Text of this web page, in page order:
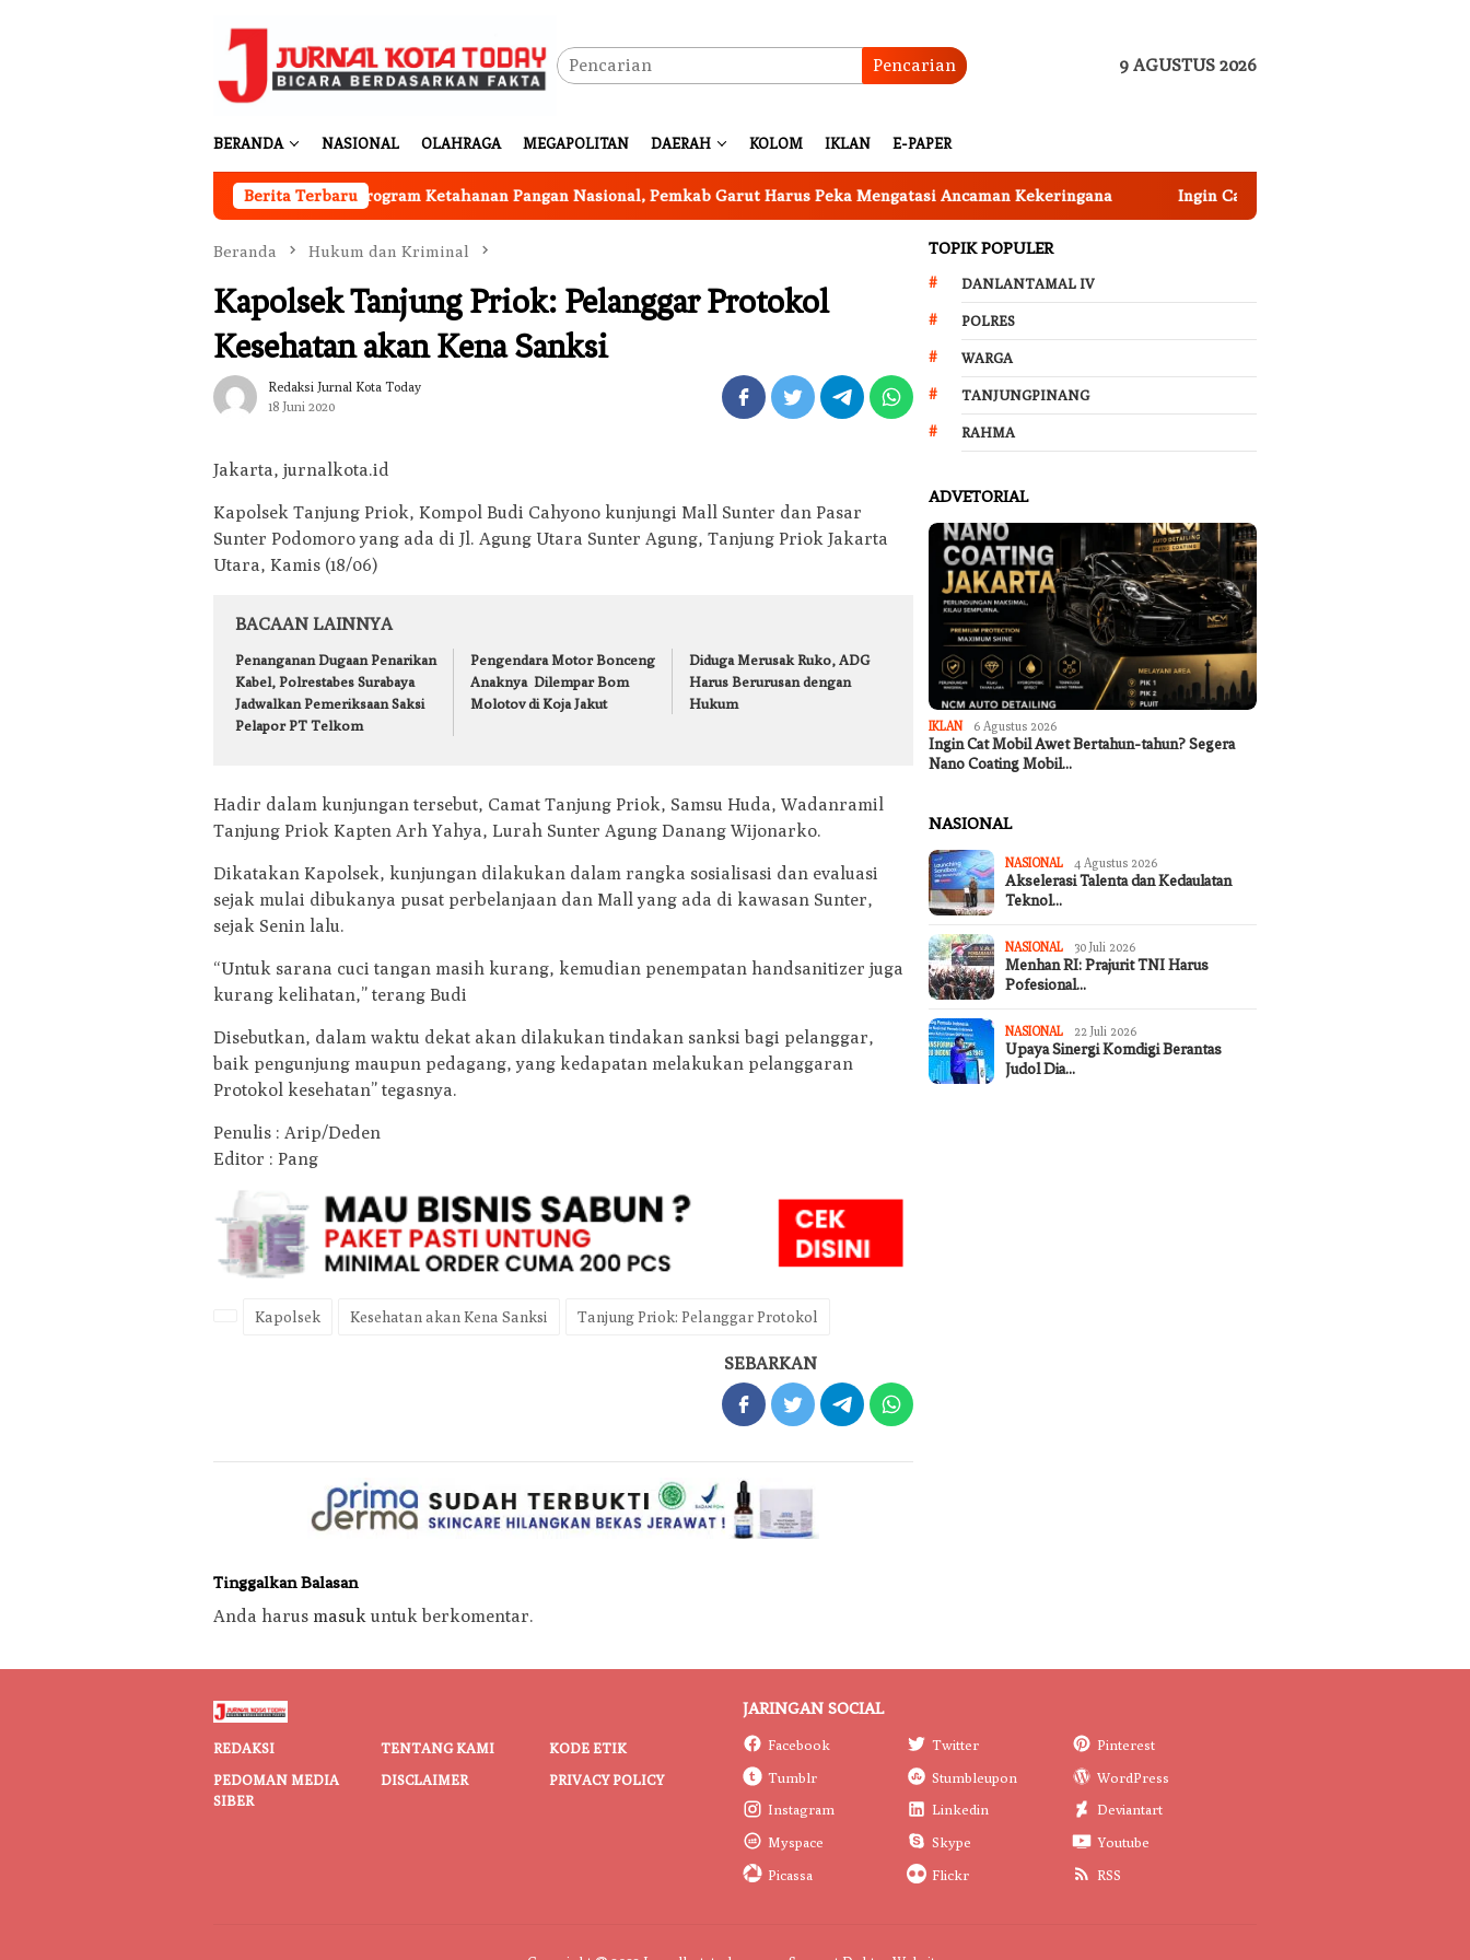
Pencarian 9 AGUSTUS 2026
BERANDA NASIONAL OLAHRAGA MEGAPOLITAN DAERAH KOLOM IKLAN E-PAPER
Berita TerbaruProgram Ketahanan Pangan Nasional, Pemkab Garut Harus Peka Mengatasi Ancaman Kekeringana Ingin Cat Mobil Awet Bertahun-tahun?
Beranda Hukum dan Kriminal
Kapolsek Tanjung Priok: Pelanggar Protokol
Kesehatan akan Kena Sanksi
Redaksi Jurnal Kota Today
18 Juni 2020
Jakarta, jurnalkota.id
Kapolsek Tanjung Priok, Kompol Budi Cahyono kunjungi Mall Sunter dan Pasar
Sunter Podomoro yang ada di Jl. Agung Utara Sunter Agung, Tanjung Priok Jakarta
Utara, Kamis (18/06)
BACAAN LAINNYA
Penanganan Dugaan Penarikan
Kabel, Polrestabes Surabaya
Jadwalkan Pemeriksaan Saksi
Pelapor PT Telkom
Pengendara Motor Bonceng
Anaknya Dilempar Bom
Molotov di Koja Jakut
Diduga Merusak Ruko, ADG
Harus Berurusan dengan
Hukum
Hadir dalam kunjungan tersebut, Camat Tanjung Priok, Samsu Huda, Wadanramil
Tanjung Priok Kapten Arh Yahya, Lurah Sunter Agung Danang Wijonarko.
Dikatakan Kapolsek, kunjungan dilakukan dalam rangka sosialisasi dan evaluasi
sejak mulai dibukanya pusat perbelanjaan dan Mall yang ada di kawasan Sunter,
sejak Senin lalu.
“Untuk sarana cuci tangan masih kurang, kemudian penempatan handsanitizer juga
kurang kelihatan,” terang Budi
Disebutkan, dalam waktu dekat akan dilakukan tindakan sanksi bagi pelanggar,
baik pengunjung maupun pedagang, yang kedapatan melakukan pelanggaran
Protokol kesehatan” tegasnya.
Penulis : Arip/Deden
Editor : Pang
Kapolsek Kesehatan akan Kena Sanksi Tanjung Priok: Pelanggar Protokol
SEBARKAN
Tinggalkan Balasan
Anda harus masuk untuk berkomentar.
TOPIK POPULER
DANLANTAMAL IV
POLRES
WARGA
TANJUNGPINANG
RAHMA
ADVETORIAL
IKLAN 6 Agustus 2026
Ingin Cat Mobil Awet Bertahun-tahun? Segera
Nano Coating Mobil…
NASIONAL
NASIONAL 4 Agustus 2026
Akselerasi Talenta dan Kedaulatan
Teknol…
NASIONAL 30 Juli 2026
Menhan RI: Prajurit TNI Harus
Pofesional…
NASIONAL 22 Juli 2026
Upaya Sinergi Komdigi Berantas
Judol Dia…
REDAKSI TENTANG KAMI
KODE ETIK
PEDOMAN MEDIA
SIBER
DISCLAIMER PRIVACY POLICY
JARINGAN SOCIAL
Facebook Twitter
Pinterest
Tumblr
Stumbleupon
WordPress
Instagram
Linkedin
Deviantart
Myspace
Skype
Youtube
Picassa
Flickr RSS